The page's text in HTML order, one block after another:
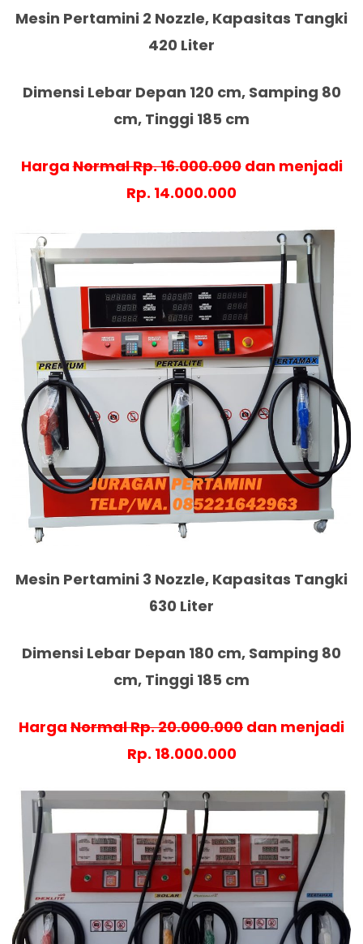
Mesin Pertamini 2 Nozzle, Kapasitas Tangki
420 Liter
Dimensi Lebar Depan 120 cm, Samping 80
cm, Tinggi 185 cm
HargaNormal Rp. 16.000.000dan menjadi
Rp. 14.000.000
Mesin Pertamini 3 Nozzle, Kapasitas Tangki
630 Liter
Dimensi Lebar Depan 180 cm, Samping 80
cm, Tinggi 185 cm
Harga Normal Rp. 20.000.000 dan menjadi
Rp. 18.000.000